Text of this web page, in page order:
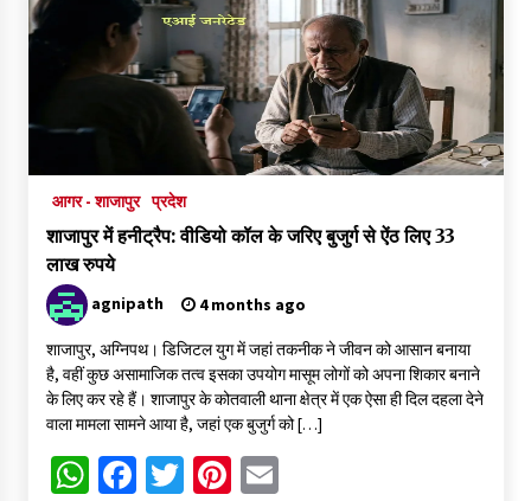
आगर - शाजापुर प्रदेश
शाजापुर में हनीट्रैप: वीडियो कॉल के जरिए बुजुर्ग से ऐंठ लिए 33
लाख रुपये
agnipath 4 months ago
शाजापुर, अग्निपथ। डिजिटल युग में जहां तकनीक ने जीवन को आसान बनाया
है, वहीं कुछ असामाजिक तत्व इसका उपयोग मासूम लोगों को अपना शिकार बनाने
के लिए कर रहे हैं। शाजापुर के कोतवाली थाना क्षेत्र में एक ऐसा ही दिल दहला देने
वाला मामला सामने आया है, जहां एक बुजुर्ग को […]
WhatsApp
Facebook
TwitterPinterest
Email